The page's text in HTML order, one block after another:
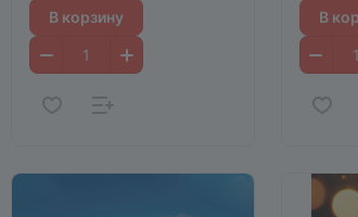
В корзину В